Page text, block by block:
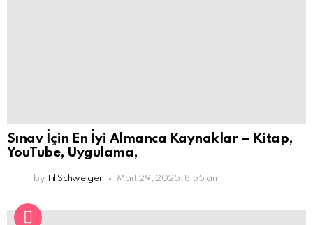
Sınav İçin En İyi Almanca Kaynaklar – Kitap,
YouTube, Uygulama,
by Til Schweiger Mart 29, 2025, 8:55 am